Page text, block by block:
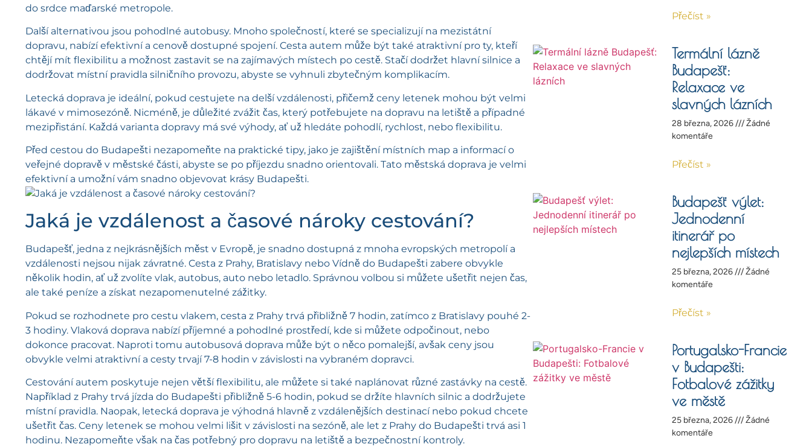
do srdce maďarské metropole.
Další alternativou jsou pohodlné autobusy. Mnoho společností, které se specializují na mezistátní
dopravu, nabízí efektivní a cenově dostupné spojení. Cesta autem může být také atraktivní pro ty, kteří
chtějí mít flexibilitu a možnost zastavit se na zajímavých místech po cestě. Stačí dodržet hlavní silnice a
dodržovat místní pravidla silničního provozu, abyste se vyhnuli zbytečným komplikacím.
Letecká doprava je ideální, pokud cestujete na delší vzdálenosti, přičemž ceny letenek mohou být velmi
lákavé v mimosezóně. Nicméně, je důležité zvážit čas, který potřebujete na dopravu na letiště a případné
mezipřistání. Každá varianta dopravy má své výhody, ať už hledáte pohodlí, rychlost, nebo flexibilitu.
Před cestou do Budapešti nezapomeňte na praktické tipy, jako je zajištění místních map a informací o
veřejné dopravě v městské části, abyste se po příjezdu snadno orientovali. Tato městská doprava je velmi
efektivní a umožní vám snadno objevovat krásy Budapešti.
Jaká je vzdálenost a časové nároky cestování?
Budapešť, jedna z nejkrásnějších měst v Evropě, je snadno dostupná z mnoha evropských metropolí a
vzdálenosti nejsou nijak závratné. Cesta z Prahy, Bratislavy nebo Vídně do Budapešti zabere obvykle
několik hodin, ať už zvolíte vlak, autobus, auto nebo letadlo. Správnou volbou si můžete ušetřit nejen čas,
ale také peníze a získat nezapomenutelné zážitky.
Pokud se rozhodnete pro cestu vlakem, cesta z Prahy trvá přibližně 7 hodin, zatímco z Bratislavy pouhé 2-
3 hodiny. Vlaková doprava nabízí příjemné a pohodlné prostředí, kde si můžete odpočinout, nebo
dokonce pracovat. Naproti tomu autobusová doprava může být o něco pomalejší, avšak ceny jsou
obvykle velmi atraktivní a cesty trvají 7-8 hodin v závislosti na vybraném dopravci.
Cestování autem poskytuje nejen větší flexibilitu, ale můžete si také naplánovat různé zastávky na cestě.
Například z Prahy trvá jízda do Budapešti přibližně 5-6 hodin, pokud se držíte hlavních silnic a dodržujete
místní pravidla. Naopak, letecká doprava je výhodná hlavně z vzdálenějších destinací nebo pokud chcete
ušetřit čas. Ceny letenek se mohou velmi lišit v závislosti na sezóně, ale let z Prahy do Budapešti trvá asi 1
hodinu. Nezapomeňte však na čas potřebný pro dopravu na letiště a bezpečnostní kontroly.
Přečíst »
Termální lázně
Budapešť:
Relaxace ve
slavných lázních
28 března, 2026
Žádné
komentáře
Přečíst »
Budapešť výlet:
Jednodenní
itinerář po
nejlepších místech
25 března, 2026
Žádné
komentáře
Přečíst »
Portugalsko-Francie
v Budapešti:
Fotbalové zážitky
ve městě
25 března, 2026
Žádné
komentáře